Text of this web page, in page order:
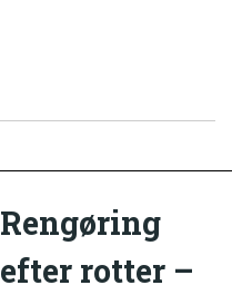
Rengøring
efter rotter –